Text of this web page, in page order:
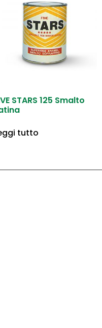
STARS 125 Smalto
tutto